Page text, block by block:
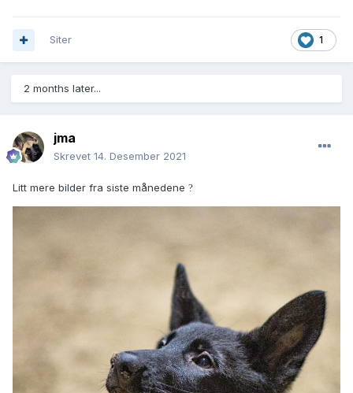
1
Siter
2 months later...
jma
Skrevet 14. Desember 2021
Litt mere bilder fra siste månedene ?